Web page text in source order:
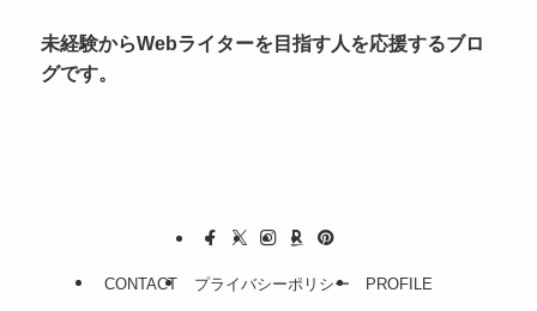
未経験からWebライターを目指す人を応援するブロ
グです。
CONTACT プライバシーポリシー PROFILE